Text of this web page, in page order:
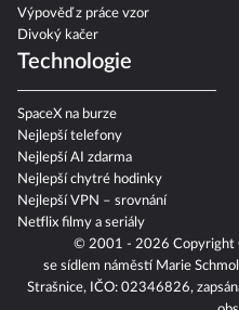
Výpověď z práce vzor
Divoký kačer
Technologie
SpaceX na burze
Nejlepší telefony
Nejlepší AI zdarma
Nejlepší chytré hodinky
Nejlepší VPN – srovnání
Netflix filmy a seriály
© 2001 - 2026 Copyright
se sídlem náměstí Marie
Strašnice, IČO: 02346826,